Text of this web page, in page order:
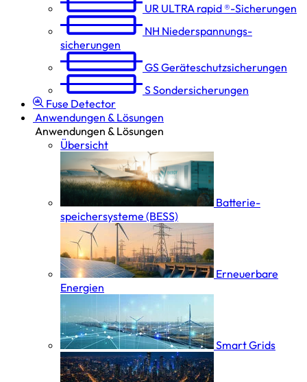
UR ULTRA rapid ®-Sicherungen
NH Niederspannungs­
sicherungen
GSGeräteschutz­sicherungen
SSondersicherungen
Fuse Detector
Anwendungen & Lösungen
Anwendungen & Lösungen
Übersicht
Batterie­
speicher­systeme (BESS)
Erneuerbare
Energien
Smart Grids